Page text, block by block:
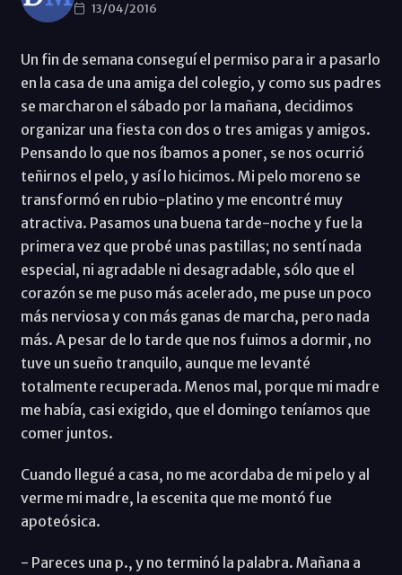
13/04/2016
Un fin de semana conseguí el permiso para ir a pasarlo
en la casa de una amiga del colegio, y como sus padres
se marcharon el sábado por la mañana, decidimos
organizar una fiesta con dos o tres amigas y amigos.
Pensando lo que nos íbamos a poner, se nos ocurrió
teñirnos el pelo, y así lo hicimos. Mi pelo moreno se
transformó en rubio-platino y me encontré muy
atractiva. Pasamos una buena tarde-noche y fue la
primera vez que probé unas pastillas; no sentí nada
especial, ni agradable ni desagradable, sólo que el
corazón se me puso más acelerado, me puse un poco
más nerviosa y con más ganas de marcha, pero nada
más. A pesar de lo tarde que nos fuimos a dormir, no
tuve un sueño tranquilo, aunque me levanté
totalmente recuperada. Menos mal, porque mi madre
me había, casi exigido, que el domingo teníamos que
comer juntos.
Cuando llegué a casa, no me acordaba de mi pelo y al
verme mi madre, la escenita que me montó fue
apoteósica.
- Pareces una p., y no terminó la palabra. Mañana a